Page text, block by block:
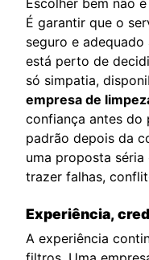
É garantir que o
seguro e
está perto de
só simpatia,
empresa de
confiança antes do
padrão depois da
uma proposta
trazer falhas,
Experiência,
A experiência